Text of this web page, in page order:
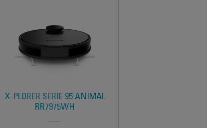
X-PLORER SERIE 95 ANIMAL
RR7975WH